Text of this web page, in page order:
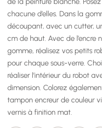
chacune d’elles. Dans la
découpant, avec un cutter,
cm de haut. Avec de l’encre
gomme, réalisez vos petits
pour chaque sous-verre.
réaliser l’intérieur du robot
dimension. Colorez
tampon encreur de couleur
vernis à finition mat.